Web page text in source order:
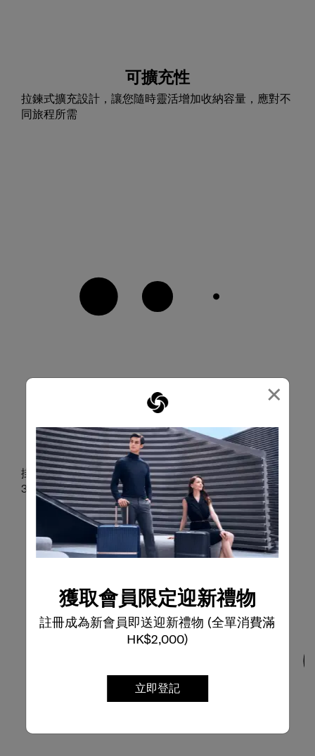
×
獲取會員限定迎新禮物
註冊成為新會員即送迎新禮物 (全單消費滿
HK$2,000)
立即登記
可擴充性
拉鍊式擴充設計，讓您隨時靈活增加收納容量，應對不
同旅程所需
掛勾設計可懸掛袋子或物品（已裝行李時最大承重為
3–5 公斤）